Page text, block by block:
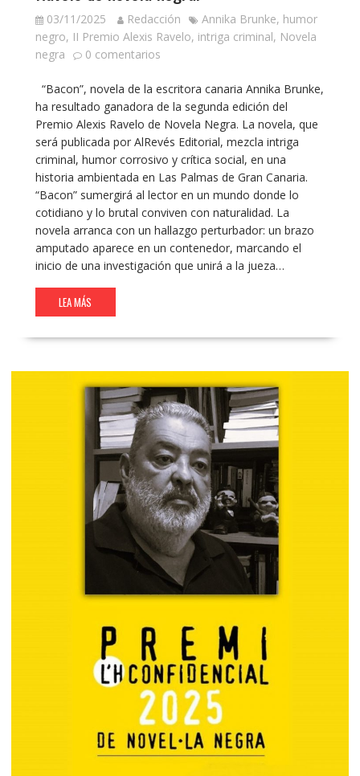
03/11/2025 Redacción Annika Brunke, humor
negro, II Premio Alexis Ravelo, intriga criminal, Novela
negra
0 comentarios
“Bacon”, novela de la escritora canaria Annika Brunke,
ha resultado ganadora de la segunda edición del
Premio Alexis Ravelo de Novela Negra. La novela, que
será publicada por AlRevés Editorial, mezcla intriga
criminal, humor corrosivo y crítica social, en una
historia ambientada en Las Palmas de Gran Canaria.
“Bacon” sumergirá al lector en un mundo donde lo
cotidiano y lo brutal conviven con naturalidad. La
novela arranca con un hallazgo perturbador: un brazo
amputado aparece en un contenedor, marcando el
inicio de una investigación que unirá a la jueza…
LEA MÁS